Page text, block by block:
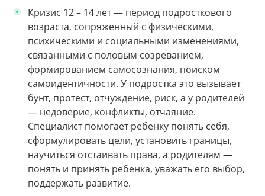
Кризис 12 – 14 лет — период подросткового
возраста, сопряженный с физическими,
психическими и социальными изменениями,
связанными с половым созреванием,
формированием самосознания, поиском
самоидентичности. У подростка это вызывает
бунт, протест, отчуждение, риск, а у родителей
— недоверие, конфликты, отчаяние.
Специалист помогает ребенку понять себя,
сформулировать цели, установить границы,
научиться отстаивать права, а родителям —
понять и принять ребенка, уважать его выбор,
поддержать развитие.